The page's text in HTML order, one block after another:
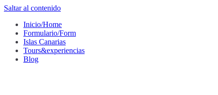
Saltar al contenido
Inicio/Home
Formulario/Form
Islas Canarias
Tours&experiencias
Blog